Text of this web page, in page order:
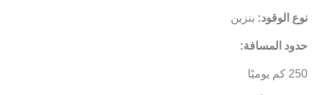
نوع الوقود: بنزين
حدود المسافة:
250 كم يوميًا